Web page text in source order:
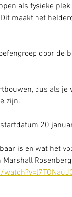
als fysieke
maakt het
door de
dus als
zijn.
20
is en wat het